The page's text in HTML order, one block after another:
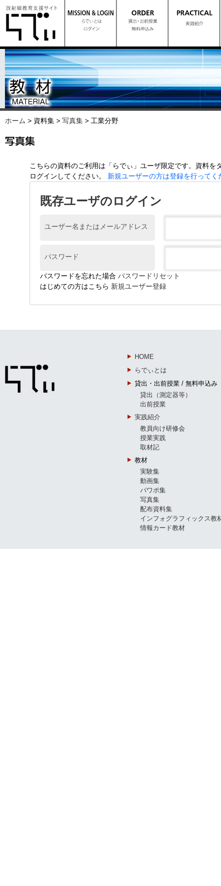
ホーム > 資料集 > 写真集 > 工業分野
こちらの資料のご利用は「らでぃ」ユーザ限定です。資料
ログインしてください。 新規ユーザーの方は登録を行ってく
既存ユーザのログイン
ユーザー名またはメールアドレス
パスワード
パスワードを忘れた場合 パスワードリセット
はじめての方はこちら 新規ユーザー登録
HOME
らでぃとは
貸出・出前授業 / 無料申込み
貸出（測定器等）
出前授業
実践紹介
教員向け研修会
授業実践
取材記
教材
実験集
動画集
パワポ集
写真集
配布資料集
インフォグラフィックス教
情報カード教材